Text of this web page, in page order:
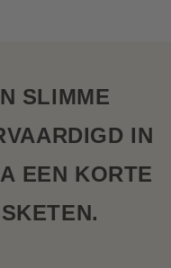
SLIMME
IN
EEN KORTE